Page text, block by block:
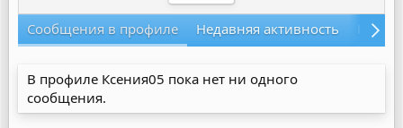
Сообщения в профиле Недавняя активность
В профиле Ксения05 пока нет ни одного
сообщения.